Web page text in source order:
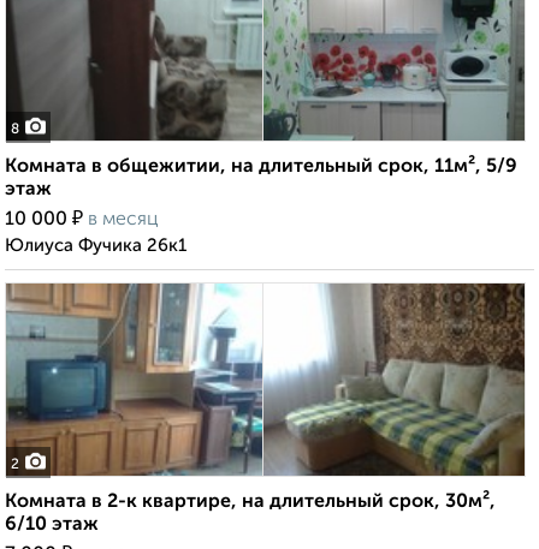
8
Комната в общежитии, на длительный срок, 11м², 5/9
этаж
10 000 ₽ в месяц
Юлиуса Фучика 26к1
2
Комната в 2-к квартире, на длительный срок, 30м²,
6/10 этаж